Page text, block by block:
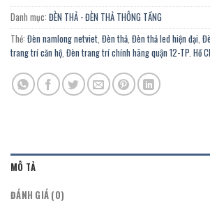
Danh mục: ĐÈN THẢ - ĐÈN THẢ THÔNG TẦNG
Thẻ: Đèn namlong netviet, Đèn thả, Đèn thả led hiện đại,
trang trí căn hộ, Đèn trang trí chính hãng quận 12-TP. Hồ
MÔ TẢ
ĐÁNH GIÁ (0)